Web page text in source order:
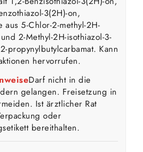
3(2H)-on,
aus 5-Chlor-2-methyl-2H-
2-Methyl-2H-isothiazol-3-
propynylbutylcarbamat. Kann
hervorrufen.
Darf nicht in die
gelangen. Freisetzung in
Ist ärztlicher Rat
oder
bereithalten.